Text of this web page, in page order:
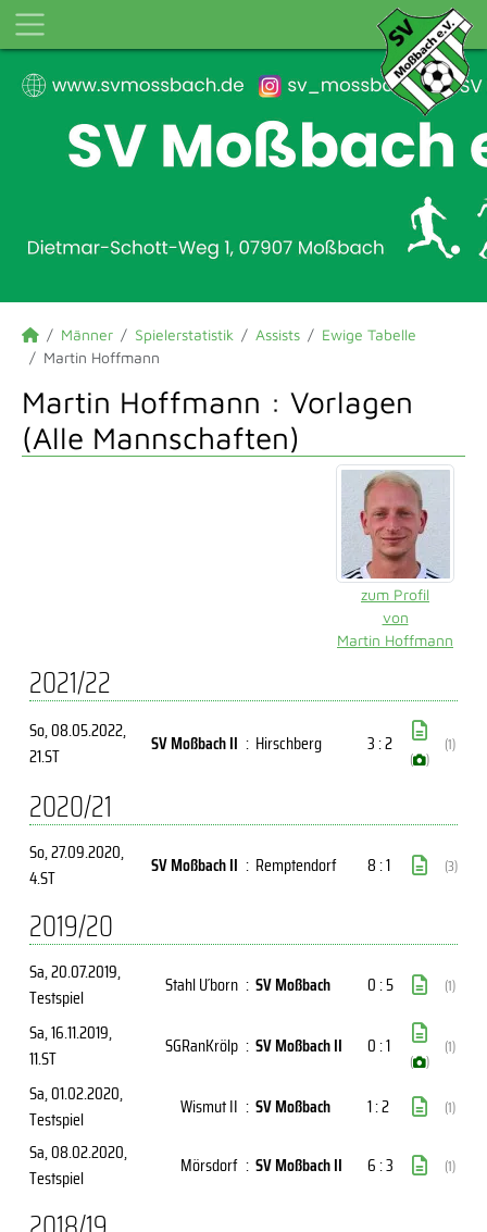
Männer Spielerstatistik Assists
Ewige Tabelle
Martin Hoffmann
Martin Hoffmann : Vorlagen
(Alle Mannschaften)
zum Profil
von
Martin Hoffmann
2021/22
So, 08.05.2022,
21.ST
SV Moßbach II : Hirschberg 3 : 2
( )
(1)
2020/21
So, 27.09.2020,
4.ST
SV Moßbach II : Remptendorf 8 : 1 (3)
2019/20
Sa, 20.07.2019,
Testspiel
Stahl U´born : SV Moßbach 0 : 5 (1)
Sa, 16.11.2019,
11.ST
SGRanKrölp : SV Moßbach II 0 : 1
( )
(1)
Sa, 01.02.2020,
Testspiel
Wismut II : SV Moßbach 1 : 2 (1)
Sa, 08.02.2020,
Testspiel
Mörsdorf : SV Moßbach II 6 : 3 (1)